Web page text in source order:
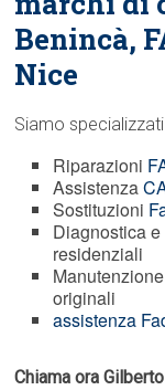
Benincà,
Nice
Siamo specializzati
Riparazioni
Assistenza
Sostituzioni
Diagnostica
residenziali
originali
assistenza
Chiama ora